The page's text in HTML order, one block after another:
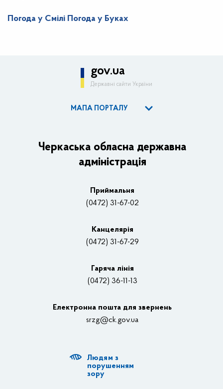
Погода у Смілі Погода у Буках
gov.ua
Державні сайти України
МАПА ПОРТАЛУ
Керівництво адміністрації
Основні завдання та нормативно-правові засади
Нагороди
Контакти
Відеотрансляції
Структурні підрозділи ОДА
Діяльність ОДА
Черкаська обласна державна
адміністрація
Приймальня
(0472) 31-67-02
Канцелярiя
(0472) 31-67-29
Гаряча лінія
(0472) 36-11-13
Електронна пошта для звернень
srzg@ck.gov.ua
Людям з
порушенням
зору